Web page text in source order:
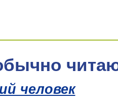
человек